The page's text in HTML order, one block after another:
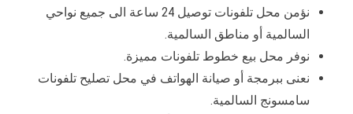
نؤمن محل تلفونات توصيل 24 ساعة الى جميع نواحي
السالمية أو مناطق السالمية.
نوفر محل بيع خطوط تلفونات مميزة.
نعنى ببرمجة أو صيانة الهواتف في محل تصليح تلفونات
سامسونج السالمية.